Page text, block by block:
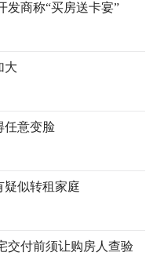
发商称“买房送卡宴”
大
任意变脸
疑似转租家庭
交付前须让购房人查验